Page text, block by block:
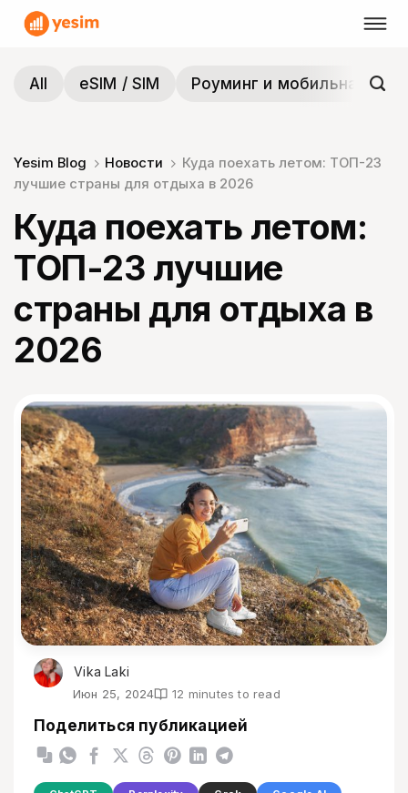
Skip
All
eSIM / SIM Роуминг и мобильная
Yesim Blog Новости
Куда поехать летом: ТОП-23
лучшие страны для отдыха в 2026
Куда поехать летом:
ТОП-23 лучшие
страны для отдыха в
2026
Vika Laki
Июн 25, 2024 12 minutes to read
Поделиться публикацией